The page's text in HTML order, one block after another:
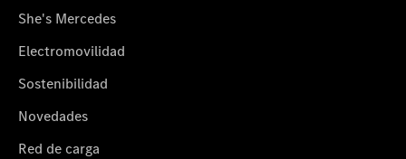
She's Mercedes
Electromovilidad
Sostenibilidad
Novedades
Red de carga